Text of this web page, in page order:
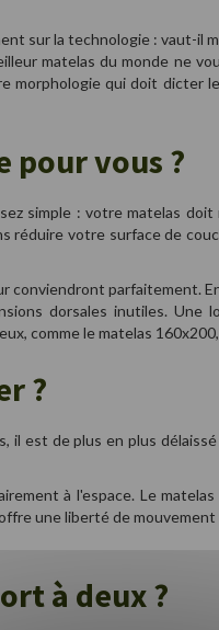
sur la technologie : vaut-il
matelas du monde ne
morphologie qui doit
pour vous ?
simple : votre matelas
réduire votre surface de
conviendront
dorsales inutiles.
comme le matelas
?
est de plus en plus
à l'espace. Le
une liberté de
à deux ?